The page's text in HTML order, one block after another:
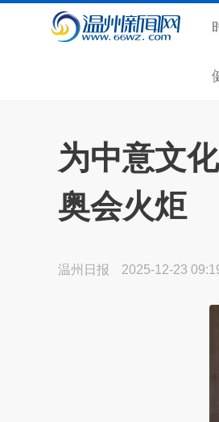
为中意文
奥会火炬
温州日报 2025-12-23